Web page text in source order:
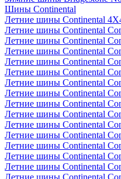
Шины Continental
Летние шины Continental
Летние шины Continental
Летние шины Continental
Летние шины Continental
Летние шины Continental
Летние шины Continental
Летние шины Continental
Летние шины Continental
Летние шины Continental
Летние шины Continental
Летние шины Continental
Летние шины Continental
Летние шины Continental
Летние шины Continental
Летние шины Continental
Летние шины Continental